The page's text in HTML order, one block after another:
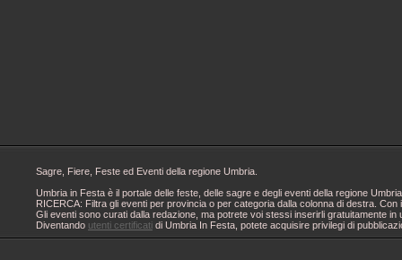
Sagre, Fiere, Feste ed Eventi della regione Umbria.
Umbria in Festa è il portale delle feste, delle sagre e degli eventi della regione
RICERCA: Filtra gli eventi per provincia o per categoria dalla colonna di destra.
Gli eventi sono curati dalla redazione, ma potrete voi stessi inserirli gratuitamente
Diventando utenti certificati di Umbria In Festa, potete acquisire privilegi di